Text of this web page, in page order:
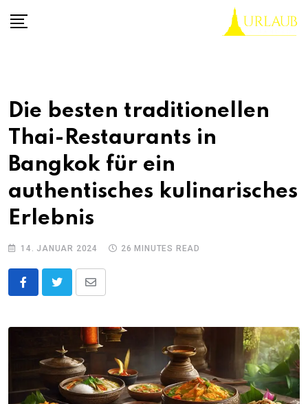
Die besten traditionellen
Thai-Restaurants in
Bangkok für ein
authentisches kulinarisches
Erlebnis
14. JANUAR 2024 26 MINUTES READ
Share
Email